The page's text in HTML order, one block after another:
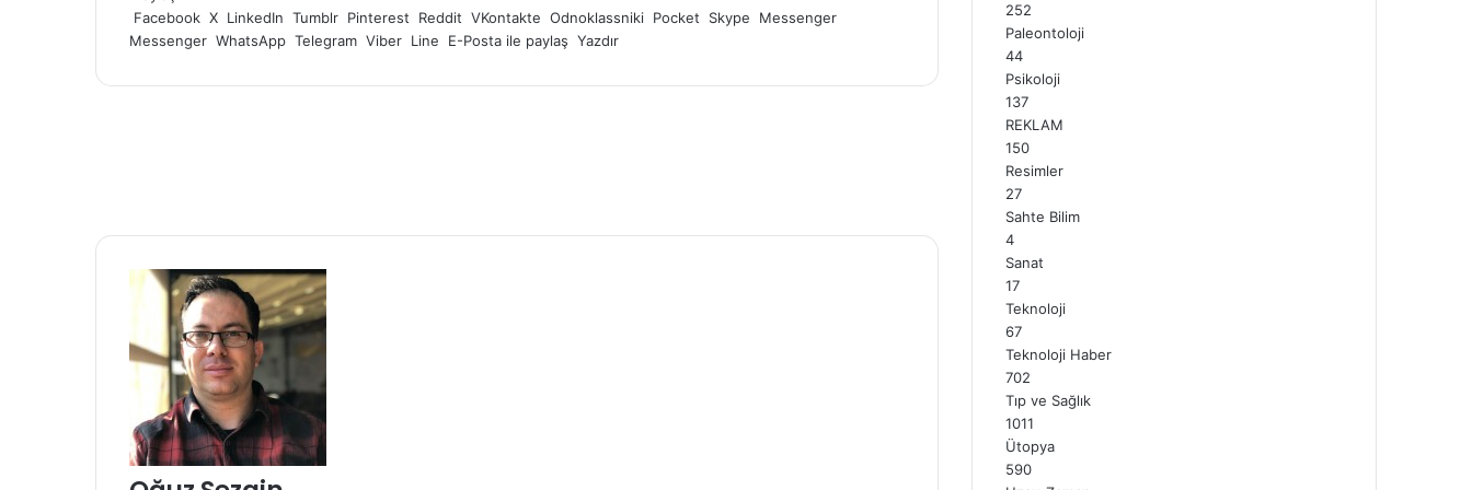
Facebook X LinkedIn Tumblr Pinterest Reddit VKontakte Odnoklassniki Pocket Skype
Messenger
Messenger WhatsApp Telegram Viber Line E-Posta ile paylaş Yazdır
252
Paleontoloji
44
Psikoloji
137
REKLAM
150
Resimler
27
Sahte Bilim
4
Sanat
17
Teknoloji
67
Teknoloji Haber
702
Tıp ve Sağlık
1011
Ütopya
590